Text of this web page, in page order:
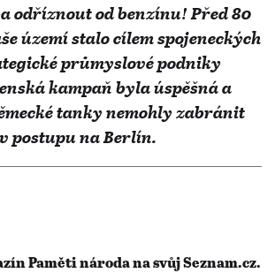
odříznout od benzínu! Před 80
území stalo cílem spojeneckých
průmyslové podniky
kampaň byla úspěšná a
tanky nemohly zabránit
postupu na Berlín.
Paměti národa na svůj Seznam.cz.